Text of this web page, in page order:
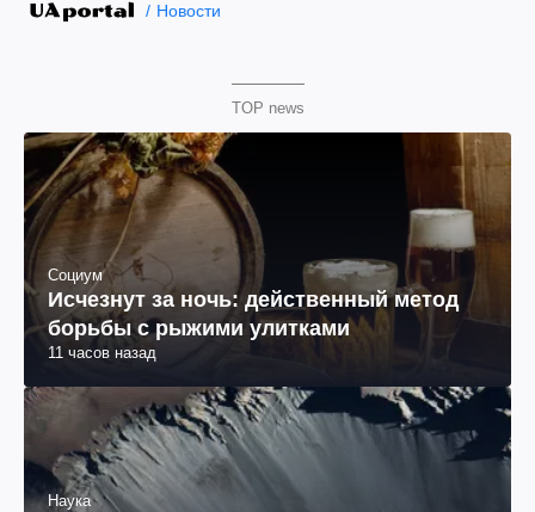
Новости
TOP news
Социум
Исчезнут за ночь: действенный метод
борьбы с рыжими улитками
11 часов назад
Наука